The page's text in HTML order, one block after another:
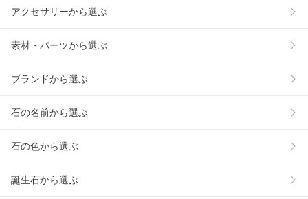
アクセサリーから選ぶ
素材・パーツから選ぶ
ブランドから選ぶ
石の名前から選ぶ
石の色から選ぶ
誕生石から選ぶ